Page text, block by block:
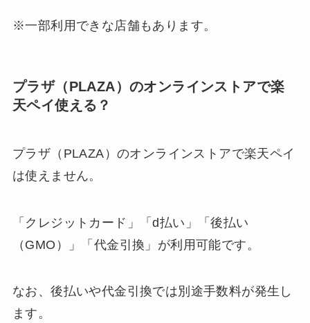
※一部利用できな店舗もあります。
プラザ（PLAZA）のオンラインストアで楽
天ペイ使える？
プラザ（PLAZA）のオンラインストアで楽天ペイ
は使えません。
「クレジットカード」「d払い」「後払い
（GMO）」「代金引換」が利用可能です。
なお、後払いや代金引換では別途手数料が発生し
ます。